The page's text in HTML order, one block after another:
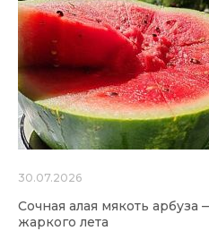
30.07.2026
Сочная алая мякоть арбуза
жаркого лета